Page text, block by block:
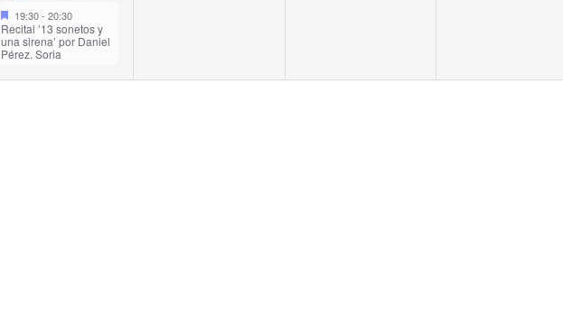
19:30- 20:30
Recital ’13 sonetos y
una sirena’ por Daniel
Pérez. Soria